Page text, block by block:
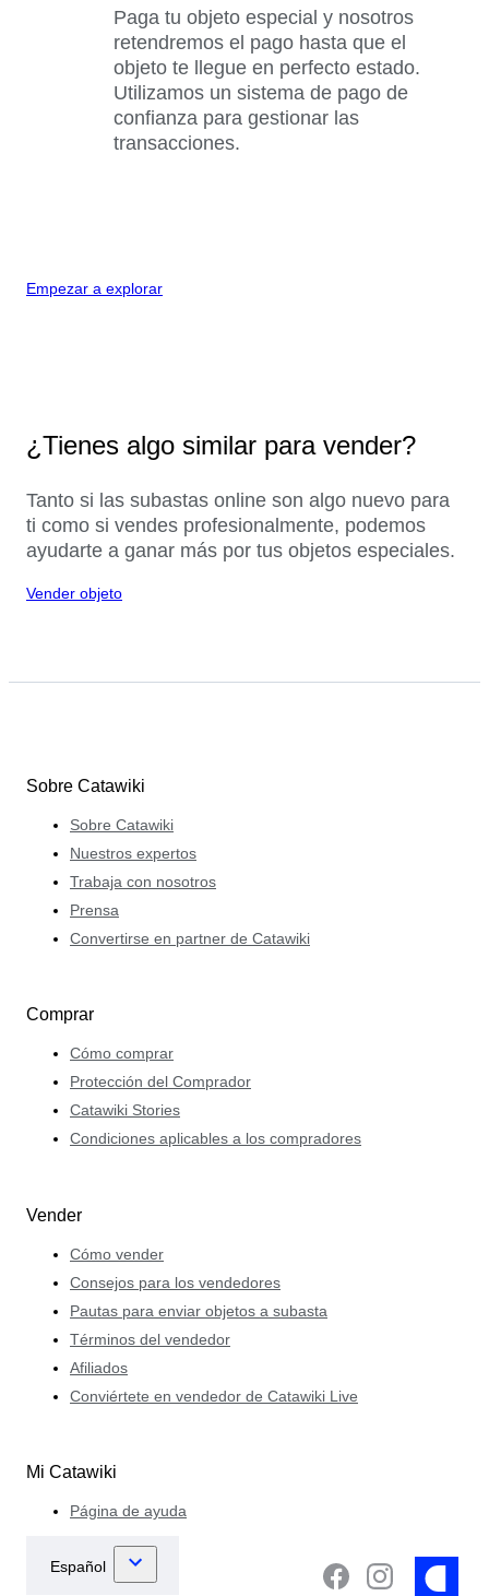
Paga tu objeto especial y nosotros
retendremos el pago hasta que el
objeto te llegue en perfecto estado.
Utilizamos un sistema de pago de
confianza para gestionar las
transacciones.
Empezar a explorar
¿Tienes algo similar para vender?
Tanto si las subastas online son algo nuevo para
ti como si vendes profesionalmente, podemos
ayudarte a ganar más por tus objetos especiales.
Vender objeto
Sobre Catawiki
Sobre Catawiki
Nuestros expertos
Trabaja con nosotros
Prensa
Convertirse en partner de Catawiki
Comprar
Cómo comprar
Protección del Comprador
Catawiki Stories
Condiciones aplicables a los compradores
Vender
Cómo vender
Consejos para los vendedores
Pautas para enviar objetos a subasta
Términos del vendedor
Afiliados
Conviértete en vendedor de Catawiki Live
Mi Catawiki
Página de ayuda